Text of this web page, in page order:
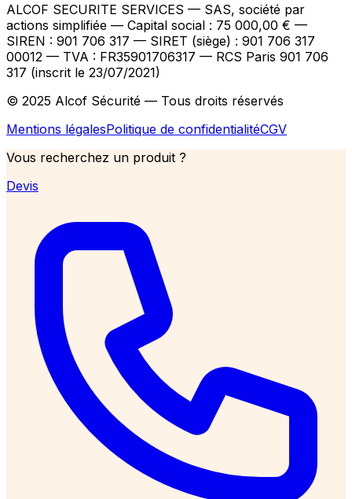
ALCOF SECURITE SERVICES — SAS, société par
actions simplifiée — Capital social : 75 000,00 € —
SIREN : 901 706 317 — SIRET (siège) : 901 706 317
00012 — TVA : FR35901706317 — RCS Paris 901 706
317 (inscrit le 23/07/2021)
© 2025 Alcof Sécurité — Tous droits réservés
Mentions légalesPolitique de confidentialitéCGV
Vous recherchez un produit ?
Devis